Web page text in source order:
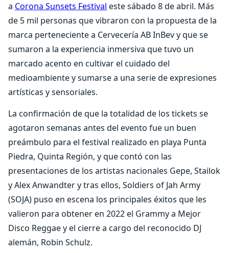
a Corona Sunsets Festival este sábado 8 de abril. Más
de 5 mil personas que vibraron con la propuesta de la
marca perteneciente a Cervecería AB InBev y que se
sumaron a la experiencia inmersiva que tuvo un
marcado acento en cultivar el cuidado del
medioambiente y sumarse a una serie de expresiones
artísticas y sensoriales.
La confirmación de que la totalidad de los tickets se
agotaron semanas antes del evento fue un buen
preámbulo para el festival realizado en playa Punta
Piedra, Quinta Región, y que contó con las
presentaciones de los artistas nacionales Gepe, Stailok
y Alex Anwandter y tras ellos, Soldiers of Jah Army
(SOJA) puso en escena los principales éxitos que les
valieron para obtener en 2022 el Grammy a Mejor
Disco Reggae y el cierre a cargo del reconocido DJ
alemán, Robin Schulz.